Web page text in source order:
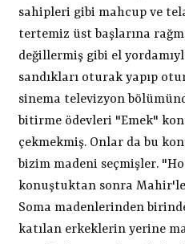
sahipleri gibi mahcup ve
tertemiz üst başlarına
değillermiş gibi el
sandıkları oturak yapıp
sinema televizyon
bitirme ödevleri "Emek"
çekmekmiş. Onlar da bu
bizim madeni seçmişler.
konuştuktan sonra
Soma madenlerinden
katılan erkeklerin yerine